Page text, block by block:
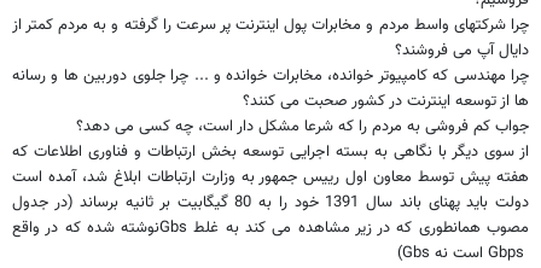
چرا شرکتهای واسط مردم و مخابرات پول اینترنت پر سرعت را گرفته و به مردم کمتر از
دایال آپ می فروشند؟
چرا مهندسی که کامپیوتر خوانده، مخابرات خوانده و ... چرا جلوی دوربین ها و رسانه
ها از توسعه اینترنت در کشور صحبت می کنند؟
جواب کم فروشی به مردم را که شرعا مشکل دار است، چه کسی می دهد؟
از سوی دیگر با نگاهی به بسته اجرایی توسعه بخش ارتباطات و فناوری اطلاعات که
هفته پیش توسط معاون اول رییس جمهور به وزارت ارتباطات ابلاغ شد، آمده است
دولت باید پهنای باند سال 1391 خود را به 80 گیگابیت بر ثانیه برساند (در جدول
مصوب همانطوری که در زیر مشاهده می کند به غلط Gbs‌نوشته شده که در واقع
Gbps است نه Gbs
)